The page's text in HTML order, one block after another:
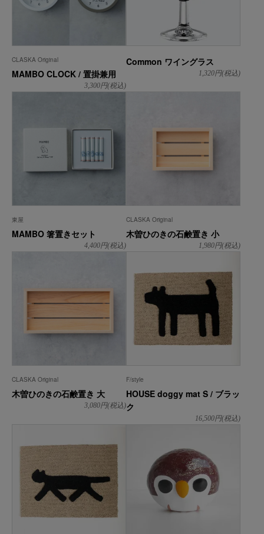
CLASKA Original
MAMBO CLOCK / 置掛兼用
3,300円(税込)
Common ワイングラス
1,320円(税込)
東屋
MAMBO 箸置きセット
4,400円(税込)
CLASKA Original
木曽ひのきの石鹸置き 小
1,980円(税込)
CLASKA Original
木曽ひのきの石鹸置き 大
3,080円(税込)
F/style
HOUSE doggy mat S / ブラッ
ク
16,500円(税込)